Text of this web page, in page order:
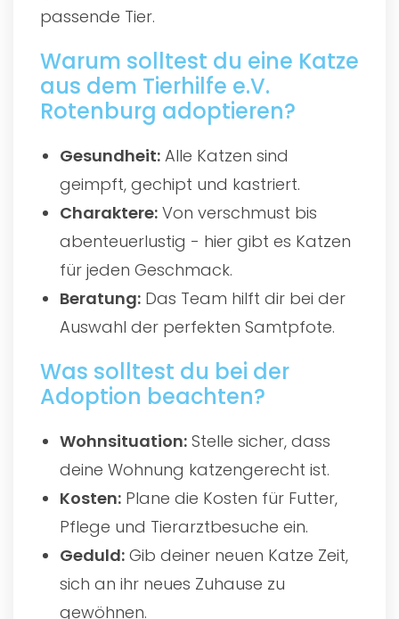
passende Tier.
Warum solltest du eine Katze
aus dem Tierhilfe e.V.
Rotenburg adoptieren?
Gesundheit: Alle Katzen sind
geimpft, gechipt und kastriert.
Charaktere: Von verschmust bis
abenteuerlustig - hier gibt es Katzen
für jeden Geschmack.
Beratung: Das Team hilft dir bei der
Auswahl der perfekten Samtpfote.
Was solltest du bei der
Adoption beachten?
Wohnsituation: Stelle sicher, dass
deine Wohnung katzengerecht ist.
Kosten: Plane die Kosten für Futter,
Pflege und Tierarztbesuche ein.
Geduld: Gib deiner neuen Katze Zeit,
sich an ihr neues Zuhause zu
gewöhnen.